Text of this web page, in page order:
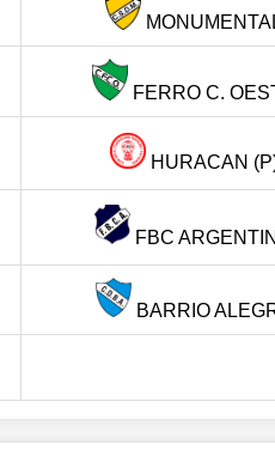
FERRO C.
HURACAN
FBC
BARRIO